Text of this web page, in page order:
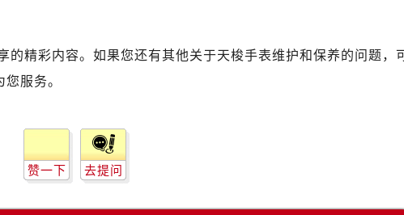
的精彩内容。如果您还有其他关于天梭手表维护和保养的问题，
服务。
赞一下 去提问